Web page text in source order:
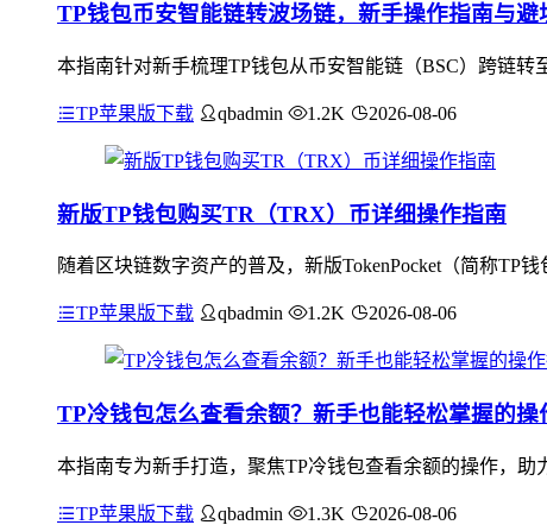
TP钱包币安智能链转波场链，新手操作指南与避
本指南针对新手梳理TP钱包从币安智能链（BSC）跨链
TP苹果版下载 qbadmin 1.2K 2026-08-06
新版TP钱包购买TR（TRX）币详细操作指南
随着区块链数字资产的普及，新版TokenPocket（简称TP
TP苹果版下载 qbadmin 1.2K 2026-08-06
TP冷钱包怎么查看余额？新手也能轻松掌握的操
本指南专为新手打造，聚焦TP冷钱包查看余额的操作，
TP苹果版下载 qbadmin 1.3K 2026-08-06